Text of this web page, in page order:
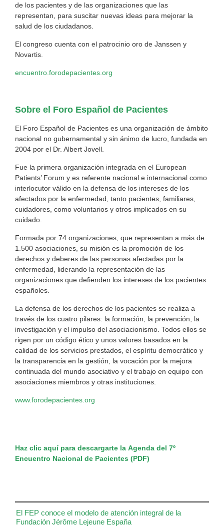
El FEP conoce el modelo de atención integral de la
Fundación Jérôme Lejeune España
de los pacientes y de las organizaciones que las
representan, para suscitar nuevas ideas para mejorar la
salud de los ciudadanos.
El congreso cuenta con el patrocinio oro de Janssen y
Novartis.
encuentro.forodepacientes.org
Sobre el Foro Español de Pacientes
El Foro Español de Pacientes es una organización de ámbito
nacional no gubernamental y sin ánimo de lucro, fundada en
2004 por el Dr. Albert Jovell.
Fue la primera organización integrada en el European
Patients’ Forum y es referente nacional e internacional como
interlocutor válido en la defensa de los intereses de los
afectados por la enfermedad, tanto pacientes, familiares,
cuidadores, como voluntarios y otros implicados en su
cuidado.
Formada por 74 organizaciones, que representan a más de
1.500 asociaciones, su misión es la promoción de los
derechos y deberes de las personas afectadas por la
enfermedad, liderando la representación de las
organizaciones que defienden los intereses de los pacientes
españoles.
La defensa de los derechos de los pacientes se realiza a
través de los cuatro pilares: la formación, la prevención, la
investigación y el impulso del asociacionismo. Todos ellos se
rigen por un código ético y unos valores basados en la
calidad de los servicios prestados, el espíritu democrático y
la transparencia en la gestión, la vocación por la mejora
continuada del mundo asociativo y el trabajo en equipo con
asociaciones miembros y otras instituciones.
www.forodepacientes.org
Haz clic aquí para descargarte la Agenda del 7º
Encuentro Nacional de Pacientes (PDF)